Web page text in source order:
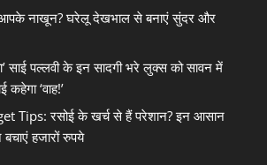
आपके नाखून? घरेलू देखभाल से बनाएं सुंदर और
साई पल्लवी के इन सादगी भरे लुक्स को सावन में
‘वाह!’
Tips: रसोई के खर्च से हैं परेशान? इन आसान
हजारों रुपये